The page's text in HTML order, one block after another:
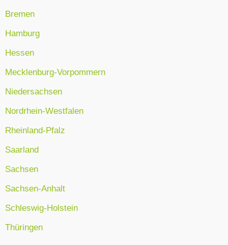
Bremen
Hamburg
Hessen
Mecklenburg-Vorpommern
Niedersachsen
Nordrhein-Westfalen
Rheinland-Pfalz
Saarland
Sachsen
Sachsen-Anhalt
Schleswig-Holstein
Thüringen